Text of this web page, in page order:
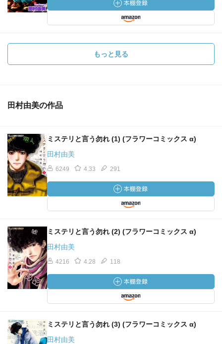
もっと見る
田村由美の作品
ミステリと言う勿れ (1) (フラワーコミックス α)
田村由美
6249 4.33 291
ミステリと言う勿れ (2) (フラワーコミックス α)
田村由美
4216 4.28 118
ミステリと言う勿れ (3) (フラワーコミックス α)
田村由美